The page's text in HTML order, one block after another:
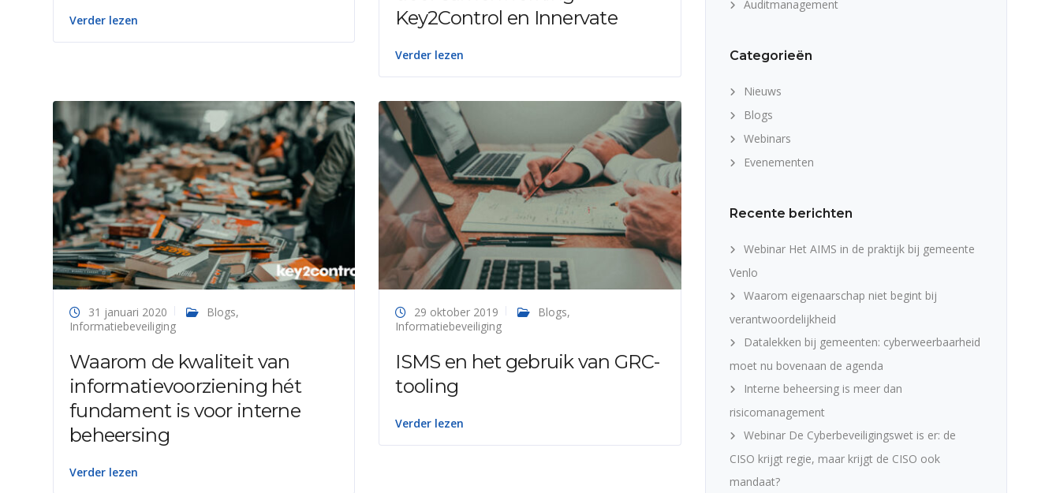
Verder lezen
Key2Control en Innervate
Verder lezen
31 januari 2020 Blogs,
Informatiebeveiliging
Waarom de kwaliteit van
informatievoorziening hét
fundament is voor interne
beheersing
Verder lezen
29 oktober 2019 Blogs,
Informatiebeveiliging
ISMS en het gebruik van GRC-
tooling
Verder lezen
Auditmanagement
Categorieën
Nieuws
Blogs
Webinars
Evenementen
Recente berichten
Webinar Het AIMS in de praktijk bij gemeente
Venlo
Waarom eigenaarschap niet begint bij
verantwoordelijkheid
Datalekken bij gemeenten: cyberweerbaarheid
moet nu bovenaan de agenda
Interne beheersing is meer dan
risicomanagement
Webinar De Cyberbeveiligingswet is er: de
CISO krijgt regie, maar krijgt de CISO ook
mandaat?